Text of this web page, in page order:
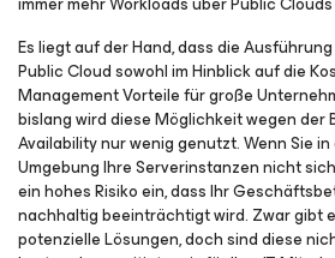
Es liegt auf der Hand, dass die
Public Cloud sowohl im Hinblick auf die
Management Vorteile für große
bislang wird diese Möglichkeit wegen der
Availability nur wenig genutzt. Wenn Sie
Umgebung Ihre Serverinstanzen nicht
ein hohes Risiko ein, dass Ihr
nachhaltig beeinträchtigt wird. Zwar gibt
potenzielle Lösungen, doch sind diese